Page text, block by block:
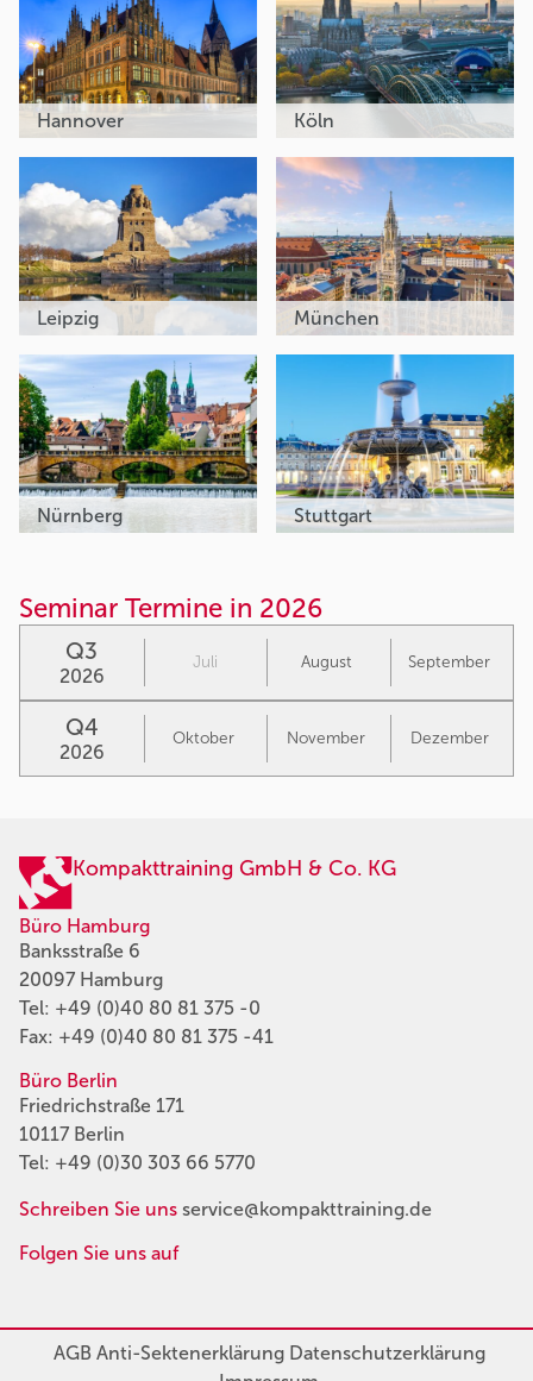
Hannover Köln
Leipzig München
Nürnberg Stuttgart
Seminar Termine in 2026
Q3
2026
Juli August September
Q4
2026
Oktober November Dezember
Kompakttraining GmbH & Co. KG
Büro Hamburg
Banksstraße 6
20097 Hamburg
Tel: +49 (0)40 80 81 375 -0
Fax: +49 (0)40 80 81 375 -41
Büro Berlin
Friedrichstraße 171
10117 Berlin
Tel: +49 (0)30 303 66 5770
Schreiben Sie uns service@kompakttraining.de
Folgen Sie uns auf
AGBAnti-SektenerklärungDatenschutzerklärung